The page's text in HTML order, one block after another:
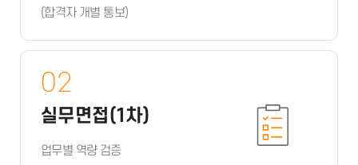
(합격자 개별 통보)
02
실무면접(1차)
업무별 역량 검증